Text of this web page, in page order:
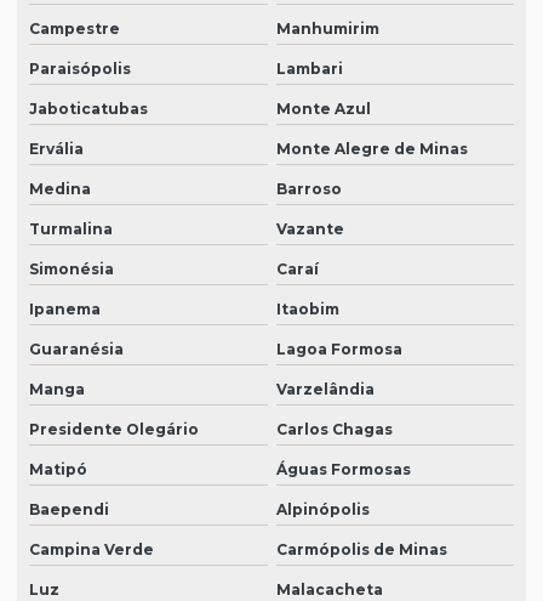
Campestre Manhumirim
Paraisópolis Lambari
Jaboticatubas Monte Azul
Ervália Monte Alegre de Minas
Medina Barroso
Turmalina Vazante
Simonésia Caraí
Ipanema Itaobim
Guaranésia Lagoa Formosa
Manga Varzelândia
Presidente Olegário Carlos Chagas
Matipó Águas Formosas
Baependi Alpinópolis
Campina Verde Carmópolis de Minas
Luz Malacacheta